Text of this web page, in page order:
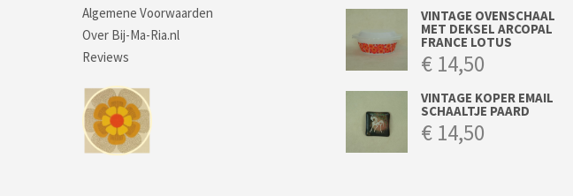
Algemene Voorwaarden
Over Bij-Ma-Ria.nl
Reviews
VINTAGE OVENSCHAAL
MET DEKSEL ARCOPAL
FRANCE LOTUS
€ 14,50
VINTAGE KOPER EMAIL
SCHAALTJE PAARD
€ 14,50